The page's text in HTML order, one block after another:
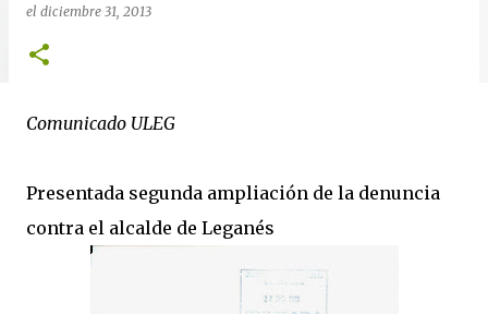
el diciembre 31, 2013
Comunicado ULEG
Presentada segunda ampliación de la denuncia
contra el alcalde de Leganés